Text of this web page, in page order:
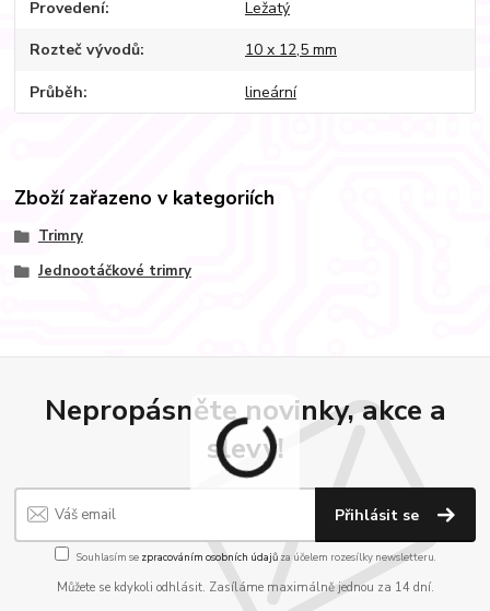
Provedení Ležatý
Rozteč vývodů 10 x 12,5 mm
Průběh lineární
Zboží zařazeno v kategoriích
Trimry
Jednootáčkové trimry
Nepropásněte novinky, akce a
slevy!
Přihlásit se
Souhlasím se zpracováním osobních údajůza účelem rozesílky newsletteru.
Můžete se kdykoli odhlásit. Zasíláme maximálně jednou za 14 dní.